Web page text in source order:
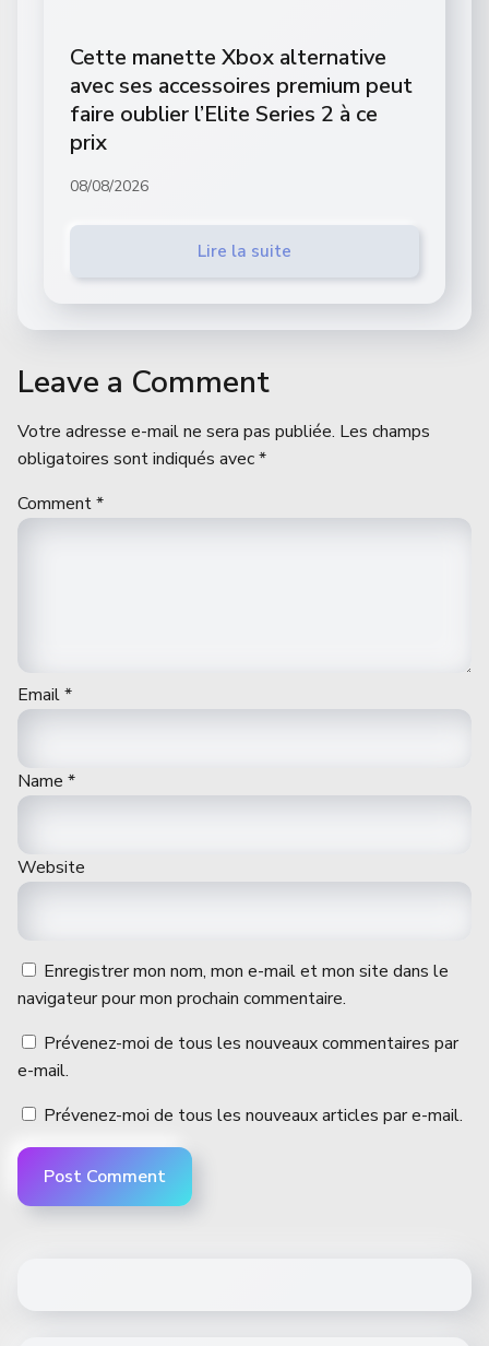
Cette manette Xbox alternative
avec ses accessoires premium peut
faire oublier l’Elite Series 2 à ce
prix
08/08/2026
Lire la suite
Leave a Comment
Votre adresse e-mail ne sera pas publiée. Les champs
obligatoires sont indiqués avec*
Comment*
Email*
Name *
Website
Enregistrer mon nom, mon e-mail et mon site dans le
navigateur pour mon prochain commentaire.
Prévenez-moi de tous les nouveaux commentaires par
e-mail.
Prévenez-moi de tous les nouveaux articles par e-mail.